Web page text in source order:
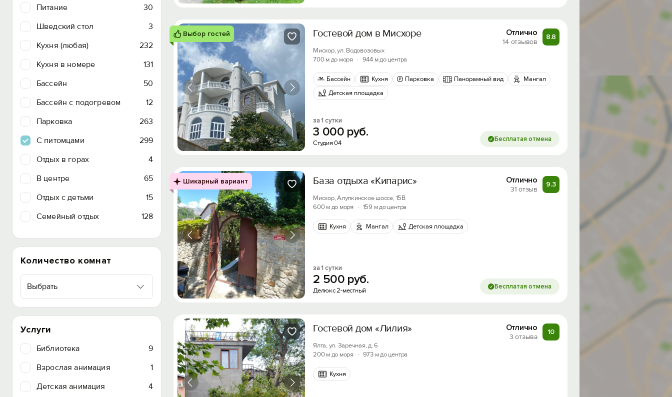
Питание
30
Шведский стол
3
Кухня (любая)
232
Кухня в номере
131
Бассейн
50
Бассейн с подогревом
12
Парковка
263
C питомцами
299
Отдых в горах
4
В центре
65
Отдых с детьми
15
Семейный отдых
128
Количество комнат
Выбрать
Услуги
Библиотека
9
Взрослая анимация
1
Детская анимация
4
Выбор гостей Гостевой дом в Мисхоре Отлично
14 отзывов
8.8
Мисхор, ул. Водовозовых
700 м до моря
· 944 м до центра
Бассейн Кухня Парковка Панорамный вид
Мангал
Детская площадка
за 1 сутки
3 000 руб.
Студия 04 Бесплатая отмена
Шикарный вариант База отдыха «Кипарис» Отлично
31 отзыв
9.3
Мисхор, Алупкинское шоссе, 15В
600 м до моря
· 159 м до центра
Кухня Мангал Детская площадка
за 1 сутки
2 500 руб.
Делюкс 2-местный Бесплатая отмена
Гостевой дом «Лилия» Отлично
3 отзыва
10
Ялта, ул. Заречная, д. 6
200 м до моря
· 973 м до центра
Кухня